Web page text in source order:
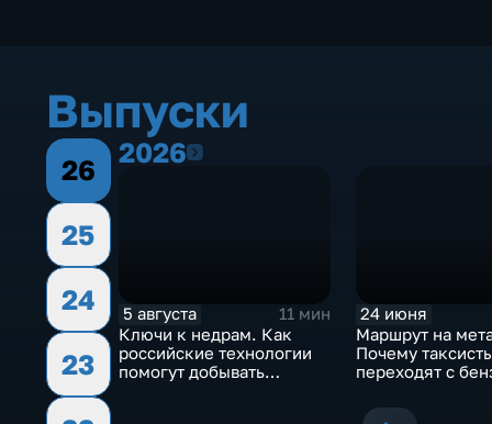
Выпуски
26
25
24
23
20262026
5 августа
11 мин
Ключи к недрам. Как
российские технологии
помогут добывать
24 июня
Маршрут на
Почему
переходят с